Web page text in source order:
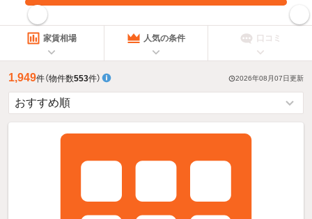
指定した賃料で絞り込む
家賃相場 人気の条件 口コミ
1,949件（物件数553件） 2026年08月07日更新